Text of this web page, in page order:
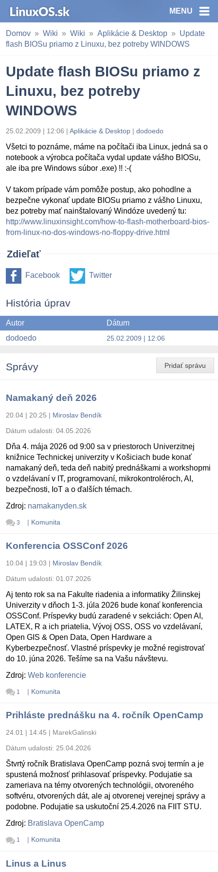
MENU
Domov Wiki Wiki Aplikácie & Desktop
Update
flash BIOSu priamo z Linuxu, bez potreby WINDOWS
Update flash BIOSu priamo z
Linuxu, bez potreby
WINDOWS
25.02.2009 | 12:06 | Aplikácie & Desktop | dodoedo
Všetci to poznáme, máme na počítači iba Linux, jedná sa o
notebook a výrobca počítača vydal update vášho BIOSu,
ale iba pre Windows súbor .exe) !! :-(
V takom prípade vám pomôže postup, ako pohodlne a
bezpečne vykonať update BIOSu priamo z vášho Linuxu,
bez potreby mať nainštalovaný Windóze uvedený tu:
http://www.linuxinsight.com/how-to-flash-motherboard-bios-
from-linux-no-dos-windows-no-floppy-drive.html
Zdieľať
Facebook Twitter
História úprav
Autor
Dátum
dodoedo
25.02.2009 | 12:06
Pridať správu
Správy
Namakaný deň 2026
20.04 | 20:25 | Miroslav Bendík
Dátum udalosti: 04.05.2026
Dňa 4. mája 2026 od 9:00 sa v priestoroch Univerzitnej
knižnice Technickej univerzity v Košiciach bude konať
namakaný deň, teda deň nabitý prednáškami a workshopmi
o vzdelávaní v IT, programovaní, mikrokontroléroch, AI,
bezpečnosti, IoT a o ďalších témach.
Zdroj: namakanyden.sk
3 | Komunita
Konferencia OSSConf 2026
10.04 | 19:03 | Miroslav Bendík
Dátum udalosti: 01.07.2026
Aj tento rok sa na Fakulte riadenia a informatiky Žilinskej
Univerzity v dňoch 1-3. júla 2026 bude konať konferencia
OSSConf. Príspevky budú zaradené v sekciách: Open AI,
LATEX, R a ich priatelia, Vývoj OSS, OSS vo vzdelávaní,
Open GIS & Open Data, Open Hardware a
Kyberbezpečnosť. Vlastné príspevky je možné registrovať
do 10. júna 2026. Tešíme sa na Vašu návštevu.
Zdroj: Web konferencie
1 | Komunita
Prihláste prednášku na 4. ročník OpenCamp
24.01 | 14:45 | MarekGalinski
Dátum udalosti: 25.04.2026
Štvrtý ročník Bratislava OpenCamp pozná svoj termín a je
spustená možnosť prihlasovať príspevky. Podujatie sa
zameriava na témy otvorených technológii, otvoreného
softvéru, otvorených dát, ale aj otvorenej verejnej správy a
podobne. Podujatie sa uskutoční 25.4.2026 na FIIT STU.
Zdroj: Bratislava OpenCamp
1 | Komunita
Linus a Linus